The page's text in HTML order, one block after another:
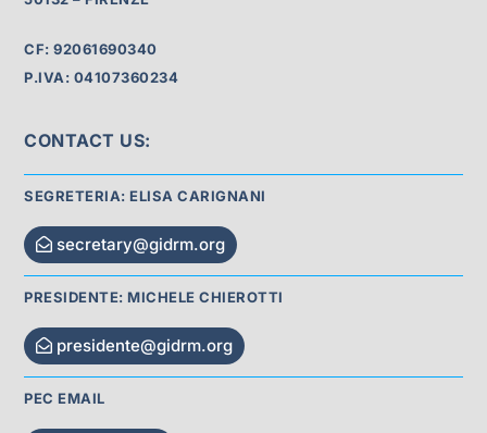
CF: 92061690340
P.IVA: 04107360234
CONTACT US:
SEGRETERIA: ELISA CARIGNANI
secretary@gidrm.org
PRESIDENTE: MICHELE CHIEROTTI
presidente@gidrm.org
PEC EMAIL